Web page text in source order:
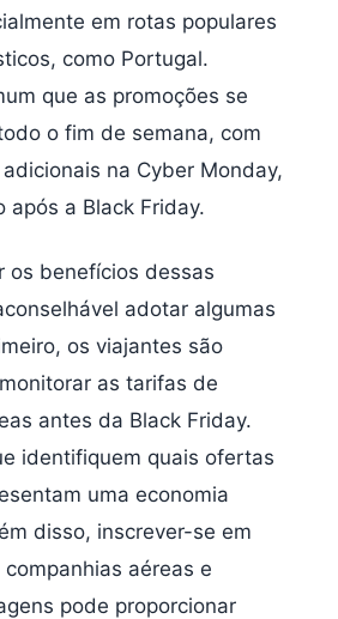
em rotas populares
como Portugal.
que as promoções se
o fim de semana, com
na Cyber Monday,
após a Black Friday.
os benefícios dessas
adotar algumas
os viajantes são
as tarifas de
antes da Black Friday.
identifiquem quais ofertas
uma economia
disso, inscrever-se em
aéreas e
pode proporcionar